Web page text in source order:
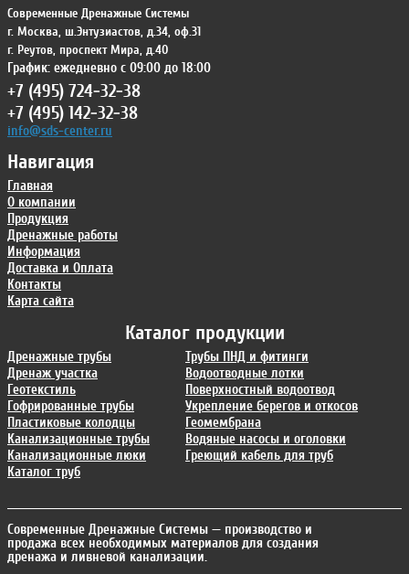
Каталог продукции
Дренажные трубы
Дренаж участка
Геотекстиль
Гофрированные трубы
Пластиковые колодцы
Канализационные трубы
Канализационные люки
Каталог труб
Трубы ПНД и фитинги
Водоотводные лотки
Поверхностный водоотвод
Укрепление берегов и откосов
Геомембрана
Водяные насосы и оголовки
Греющий кабель для труб
Навигация
Главная
О компании
Продукция
Дренажные работы
Информация
Доставка и Оплата
Контакты
Карта сайта
Современные Дренажные Системы
г. Москва, ш.Энтузиастов, д.34, оф.31
г. Реутов, проспект Мира, д.40
График: ежедневно с 09:00 до 18:00
+7 (495) 724-32-38
+7 (495) 142-32-38
info@sds-center.ru
Современные Дренажные Системы — производство и
продажа всех необходимых материалов для создания
дренажа и ливневой канализации.